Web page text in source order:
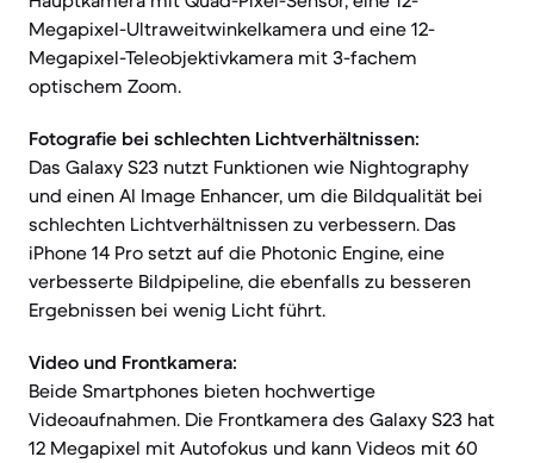
Megapixel-Ultraweitwinkelkamera und eine 12-
Megapixel-Teleobjektivkamera mit 3-fachem
optischem Zoom.
Fotografie bei schlechten Lichtverhältnissen:
Das Galaxy S23 nutzt Funktionen wie Nightography
und einen AI Image Enhancer, um die Bildqualität bei
schlechten Lichtverhältnissen zu verbessern. Das
iPhone 14 Pro setzt auf die Photonic Engine, eine
verbesserte Bildpipeline, die ebenfalls zu besseren
Ergebnissen bei wenig Licht führt.
Video und Frontkamera:
Beide Smartphones bieten hochwertige
Videoaufnahmen. Die Frontkamera des Galaxy S23 hat
12 Megapixel mit Autofokus und kann Videos mit 60